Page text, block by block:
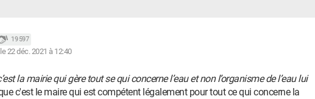
19 597
22 déc. 2021 à 12:40
la mairie qui gère tout se qui concerne l’eau et non l’organisme de l’eau lui
c'est le maire qui est compétent légalement pour tout ce qui concerne la